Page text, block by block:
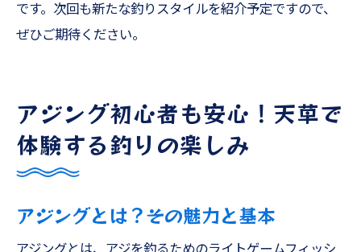
です。次回も新たな釣りスタイルを紹介予定ですので、
ぜひご期待ください。
アジング初心者も安心！天草で
体験する釣りの楽しみ
アジングとは？その魅力と基本